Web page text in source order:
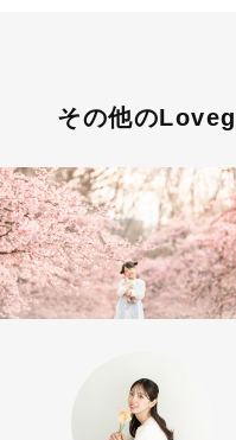
その他の